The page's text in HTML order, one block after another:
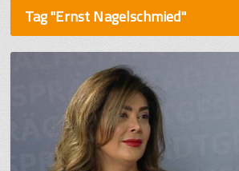
Tag "Ernst Nagelschmied"